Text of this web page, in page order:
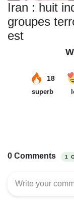
Iran : huit
groupes
est